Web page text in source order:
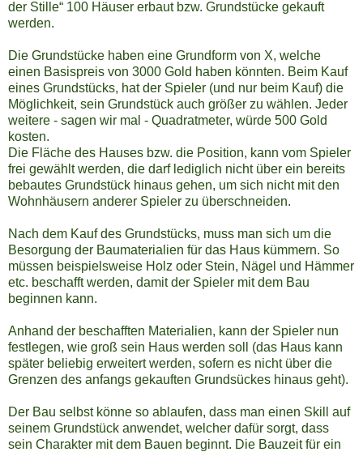
der Stille“ 100 Häuser erbaut bzw. Grundstücke gekauft
werden.
Die Grundstücke haben eine Grundform von X, welche
einen Basispreis von 3000 Gold haben könnten. Beim Kauf
eines Grundstücks, hat der Spieler (und nur beim Kauf) die
Möglichkeit, sein Grundstück auch größer zu wählen. Jeder
weitere - sagen wir mal - Quadratmeter, würde 500 Gold
kosten.
Die Fläche des Hauses bzw. die Position, kann vom Spieler
frei gewählt werden, die darf lediglich nicht über ein bereits
bebautes Grundstück hinaus gehen, um sich nicht mit den
Wohnhäusern anderer Spieler zu überschneiden.
Nach dem Kauf des Grundstücks, muss man sich um die
Besorgung der Baumaterialien für das Haus kümmern. So
müssen beispielsweise Holz oder Stein, Nägel und Hämmer
etc. beschafft werden, damit der Spieler mit dem Bau
beginnen kann.
Anhand der beschafften Materialien, kann der Spieler nun
festlegen, wie groß sein Haus werden soll (das Haus kann
später beliebig erweitert werden, sofern es nicht über die
Grenzen des anfangs gekauften Grundsückes hinaus geht).
Der Bau selbst könne so ablaufen, dass man einen Skill auf
seinem Grundstück anwendet, welcher dafür sorgt, dass
sein Charakter mit dem Bauen beginnt. Die Bauzeit für ein